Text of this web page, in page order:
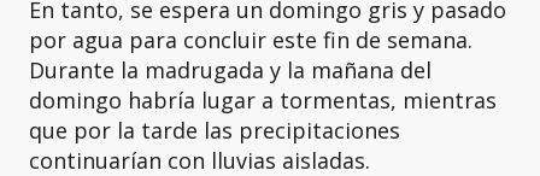
En tanto, se espera un domingo gris y pasado
por agua para concluir este fin de semana.
Durante la madrugada y la mañana del
domingo habría lugar a tormentas, mientras
que por la tarde las precipitaciones
continuarían con lluvias aisladas.